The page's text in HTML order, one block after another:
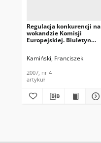
Regulacja konkurencji na
wokandzie Komisji
Europejskiej. Biuletyn
Kamiński, Franciszek
2007, nr 4
artykuł